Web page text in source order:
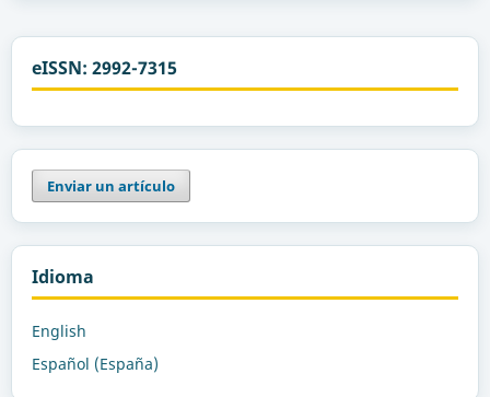
eISSN: 2992-7315
Enviar un artículo
Idioma
English
Español (España)